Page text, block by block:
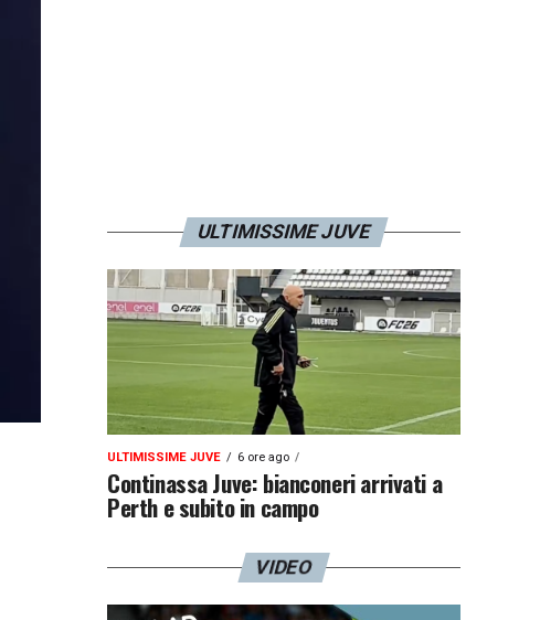
ULTIMISSIME JUVE
ULTIMISSIME JUVE 6 ore ago
Continassa Juve: bianconeri arrivati a
Perth e subito in campo
VIDEO